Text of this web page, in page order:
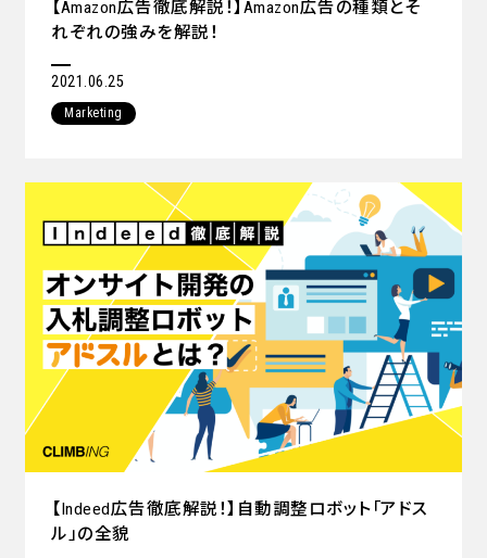
【Amazon広告徹底解説！】Amazon広告の種類とそ
れぞれの強みを解説！
2021.06.25
Marketing
【Indeed広告徹底解説！】自動調整ロボット「アドス
ル」の全貌